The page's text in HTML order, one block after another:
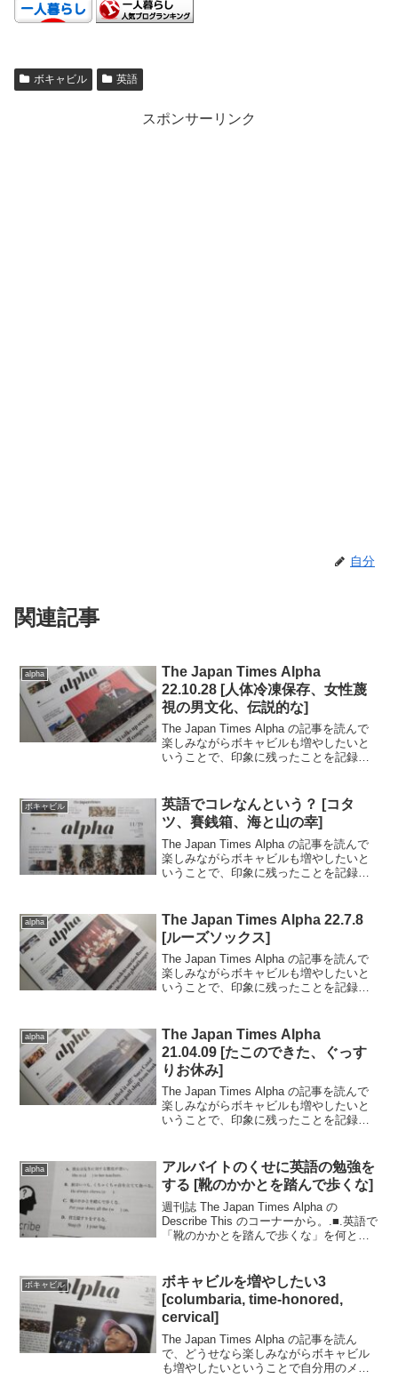
ボキャビル 英語
スポンサーリンク
自分
関連記事
alpha
The Japan Times Alpha
22.10.28 [人体冷凍保存、女性蔑
視の男文化、伝説的な]
The Japan Times Alpha の記事を読んで
楽しみながらボキャビルも増やしたいと
いうことで、印象に残ったことを記録し
来のテクノロジーに...
ボキャビル
英語でコレなんという？ [コタ
ツ、賽銭箱、海と山の幸]
The Japan Times Alpha の記事を読んで
楽しみながらボキャビルも増やしたいと
いうことで、印象に残ったことを記録し
た、オレも子供の頃は何...
alpha
The Japan Times Alpha 22.7.8
[ルーズソックス]
The Japan Times Alpha の記事を読んで
楽しみながらボキャビルも増やしたいと
いうことで、印象に残ったことを記録し
カー「エムエス製作所」...
alpha
The Japan Times Alpha
21.04.09 [たこのできた、ぐっす
りお休み]
The Japan Times Alpha の記事を読んで
楽しみながらボキャビルも増やしたいと
いうことで、印象に残ったことを記録し
インのフランス語辞典を作...
alpha
アルバイトのくせに英語の勉強を
する [靴のかかとを踏んで歩くな]
週刊誌 The Japan Times Alpha の
Describe This のコーナーから。.■.英語で
「靴のかかとを踏んで歩くな」を何とい
ボキャビル
ボキャビルを増やしたい3
[columbaria, time-honored,
cervical]
The Japan Times Alpha の記事を読ん
で、どうせなら楽しみながらボキャビル
も増やしたいということで自分用のメモ